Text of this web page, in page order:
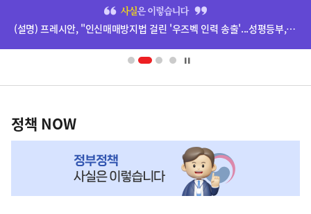
영
(설명) 프레시안, "인신매매방지법 걸린 '우즈벡 인력 송출'...성평등부,노동·법무부에 개선 요청" 관련
책
NOW,
정책 NOW